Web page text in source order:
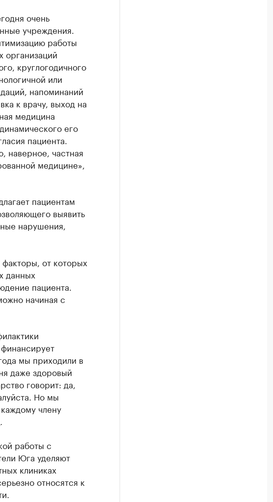
очень
учреждения.
работы
организаций
круглогодичного
или
напоминаний
к врачу, выход на
медицина
его
пациента.
наверное, частная
медицине»,
пациентам
выявить
нарушения,
от которых
данных
пациента.
начиная с
мы приходили в
даже здоровый
говорит: да,
Но мы
члену
работы с
Юга уделяют
клиниках
относятся к